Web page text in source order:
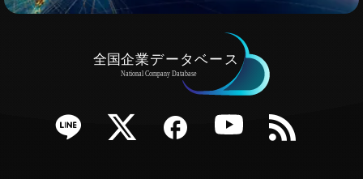
Twitter Facebook YouTube RSS